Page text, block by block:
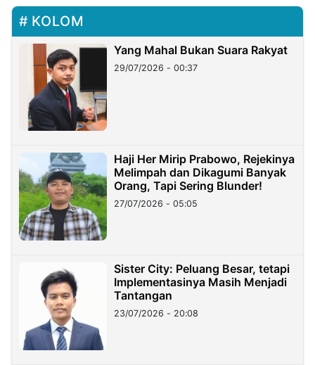
KOLOM
Yang Mahal Bukan Suara Rakyat
29/07/2026 - 00:37
Haji Her Mirip Prabowo, Rejekinya
Melimpah dan Dikagumi Banyak
Orang, Tapi Sering Blunder!
27/07/2026 - 05:05
Sister City: Peluang Besar, tetapi
Implementasinya Masih Menjadi
Tantangan
23/07/2026 - 20:08